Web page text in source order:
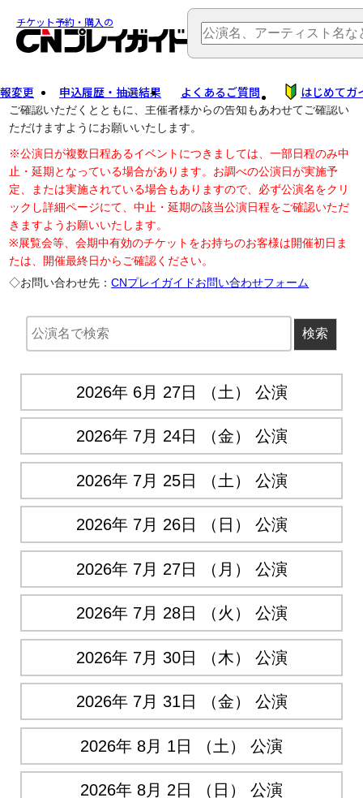
チケット予約・購入の
変更 申込履歴・抽選結果 よくあるご質問 はじめてガ
公演中止に伴う払戻し・延期等のご案内は、以下公演日リンクから
ご確認いただくとともに、主催者様からの告知もあわせてご確認い
ただけますようにお願いいたします。
※公演日が複数日程あるイベントにつきましては、一部日程のみ中
止・延期となっている場合があります。お調べの公演日が実施予
定、または実施されている場合もありますので、必ず公演名をクリ
ックし詳細ページにて、中止・延期の該当公演日程をご確認いただ
きますようお願いいたします。
※展覧会等、会期中有効のチケットをお持ちのお客様は開催初日ま
たは、開催最終日からご確認ください。
◇お問い合わせ先：CNプレイガイドお問い合わせフォーム
2026年 6月 27日 （土） 公演
2026年 7月 24日 （金） 公演
2026年 7月 25日 （土） 公演
2026年 7月 26日 （日） 公演
2026年 7月 27日 （月） 公演
2026年 7月 28日 （火） 公演
2026年 7月 30日 （木） 公演
2026年 7月 31日 （金） 公演
2026年 8月 1日 （土） 公演
2026年 8月 2日 （日） 公演